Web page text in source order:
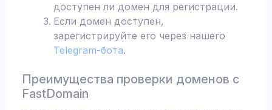
доступен ли домен для регистрации.
Если домен доступен,
зарегистрируйте его через нашего
Telegram-бота.
Преимущества проверки доменов с
FastDomain